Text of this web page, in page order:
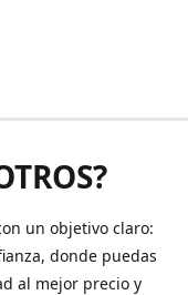
un objetivo claro:
donde puedas
al mejor precio y